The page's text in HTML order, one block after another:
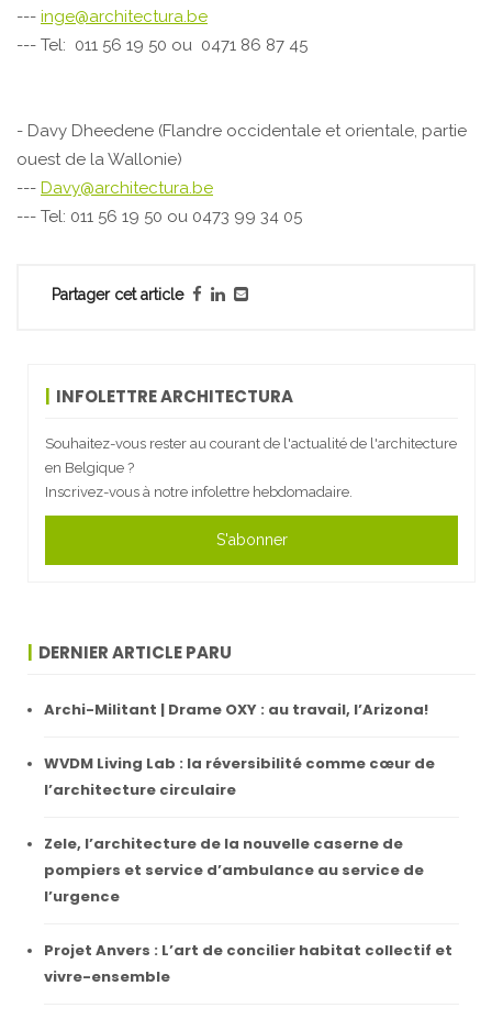
--- inge@architectura.be
--- Tel: 011 56 19 50 ou 0471 86 87 45
- Davy Dheedene (Flandre occidentale et orientale, partie
ouest de la Wallonie)
--- Davy@architectura.be
--- Tel: 011 56 19 50 ou 0473 99 34 05
Partager cet article
INFOLETTRE ARCHITECTURA
Souhaitez-vous rester au courant de l'actualité de l'architecture
en Belgique ?
Inscrivez-vous à notre infolettre hebdomadaire.
S'abonner
DERNIER ARTICLE PARU
Archi-Militant | Drame OXY : au travail, l’Arizona!
WVDM Living Lab : la réversibilité comme cœur de
l’architecture circulaire
Zele, l’architecture de la nouvelle caserne de
pompiers et service d’ambulance au service de
l’urgence
Projet Anvers : L’art de concilier habitat collectif et
vivre-ensemble